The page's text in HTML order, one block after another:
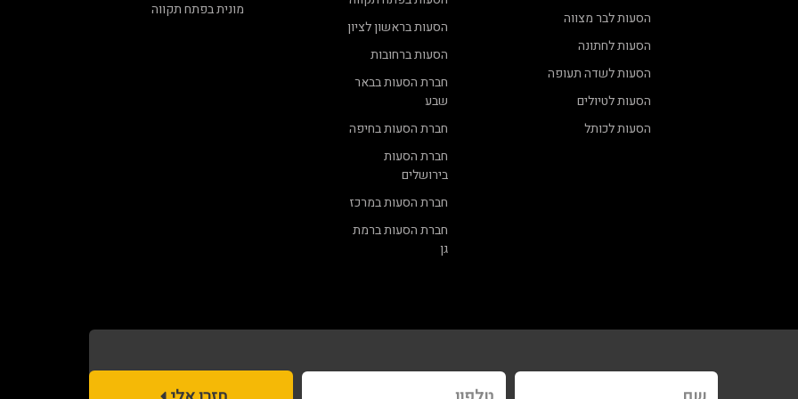
הסעות לבר מצווה
הסעות לחתונה
הסעות לשדה תעופה
הסעות לטיולים
הסעות לכותל
הסעות בראשון לציון
הסעות ברחובות
חברת הסעות בבאר
שבע
חברת הסעות בחיפה
חברת הסעות
בירושלים
חברת הסעות במרכז
חברת הסעות ברמת
גן
מונית בפתח תקווה
שם טלפון